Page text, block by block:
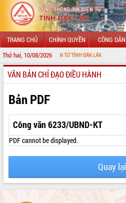
TRANG CHỦ CHÍNH QUYỀN CÔNG DÂN
Thứ hai, 10/08/2026
TIN ĐIỆN TỬ TỈNH ĐẮK LẮK
GIỚI THIỆU
LÃNH ĐẠO UBND TỈNH
TIN TỨC SỰ KIỆN
SỞ, BAN, NGÀNH
UBND CÁC XÃ, PHƯỜNG
THÔNG TIN CHỈ ĐẠO ĐIỀU HÀNH
VĂN BẢN CHỈ ĐẠO ĐIỀU HÀNH
Bản PDF
Công văn 6233/UBND-KT
PDF cannot be displayed.
Quay lại